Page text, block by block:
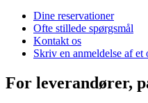
Dine reservationer
Ofte stillede spørgsmål
Kontakt os
Skriv en anmeldelse af et
For leverandører,